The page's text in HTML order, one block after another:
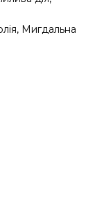
Мигдальна